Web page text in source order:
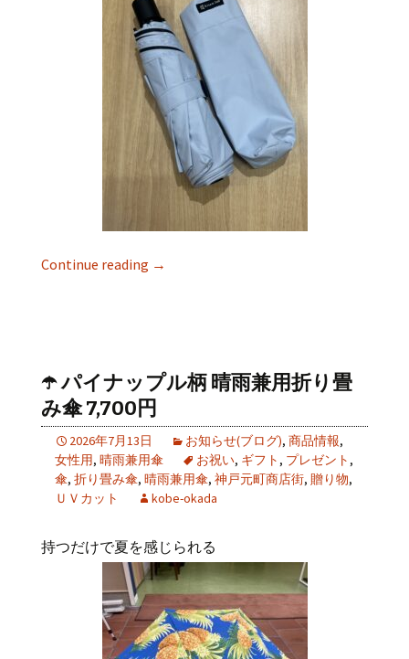
Continue reading →
☂️ パイナップル柄 晴雨兼用折り畳
み傘 7,700円
2026年7月13日 お知らせ(ブログ), 商品情報,
女性用, 晴雨兼用傘 お祝い, ギフト , プレゼント ,
傘, 折り畳み傘, 晴雨兼用傘, 神戸元町商店街, 贈り物,
ＵＶカット
kobe-okada
持つだけで夏を感じられる